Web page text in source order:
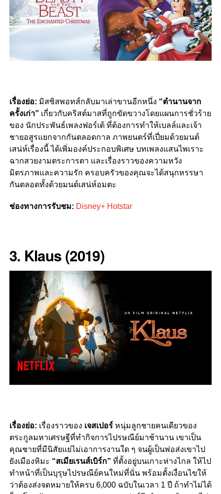
เรื่องย่อ: มิสซิสพอทส์กลับมาเล่าขานอีกหนึ่ง “ตำนานจาก
ครั้งเก่า” เกี่ยวกับคริสต์มาสที่ถูกขัดขวางโดยแผนการชั่วร้าย
ของ นักประพันธ์เพลงฟอร์เต้ ที่ต้องการทำให้เบลล์และเจ้า
ชายอสูรแยกจากกันตลอดกาล ภาพยนตร์ที่เปี่ยมด้วยมนต์
เสน่ห์เรื่องนี้ ได้เพิ่มองค์ประกอบพิเศษ บทเพลงแสนไพเราะ
ฉากสวยงามตระการตา และเรื่องราวของความหวัง
มิตรภาพและความรัก ครอบครัวของคุณจะได้สนุกหรรษา
กันตลอดทั้งด้วยมนต์เสน่ห์อมตะ
ช่องทางการรับชม: Disney+ Hotstar
3. Klaus (2019)
เรื่องย่อ: เรื่องราวของ เจสเปอร์ หนุ่มลูกชายคนเดียวของ
ตระกูลมหาเศรษฐีที่ทำกิจการไปรษณีย์มาช้านาน เขาเป็น
คุณชายที่มีนิสัยแย่ไม่เอาการงานใด ๆ จนผู้เป็นพ่อส่งเขาไป
ยังเมืองหิมะ “สเมียเรนส์เบิร์ก” ที่ตั้งอยู่บนเกาะห่างไกล ให้ไป
ทำหน้าที่เป็นบุรุษไปรษณีย์คนใหม่ที่นั่น พร้อมตั้งเงื่อนไขให้
ว่าต้องส่งจดหมายให้ครบ 6,000 ฉบับในเวลา 1 ปี ถ้าทำไม่ได้